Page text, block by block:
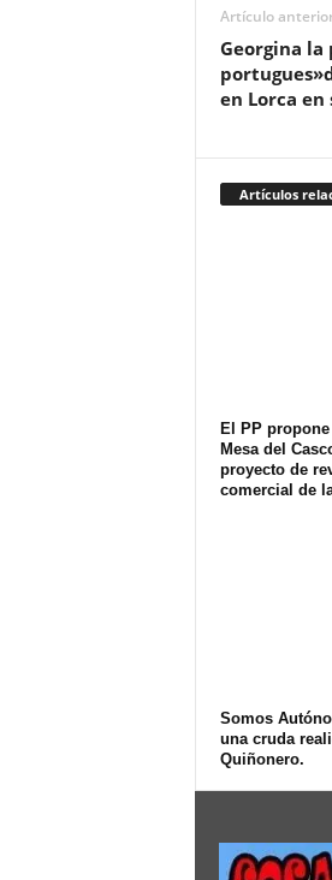
Artículo
Georgina la
en Lorca
Artículos
El PP
Mesa del
proyecto de
comercial de
Somos
una cruda
Quiñonero.